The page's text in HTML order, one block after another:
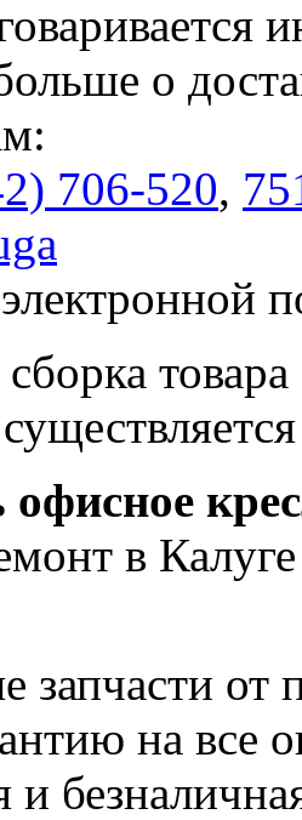
о
706-520,
сборка
в
запчасти от
на все
и